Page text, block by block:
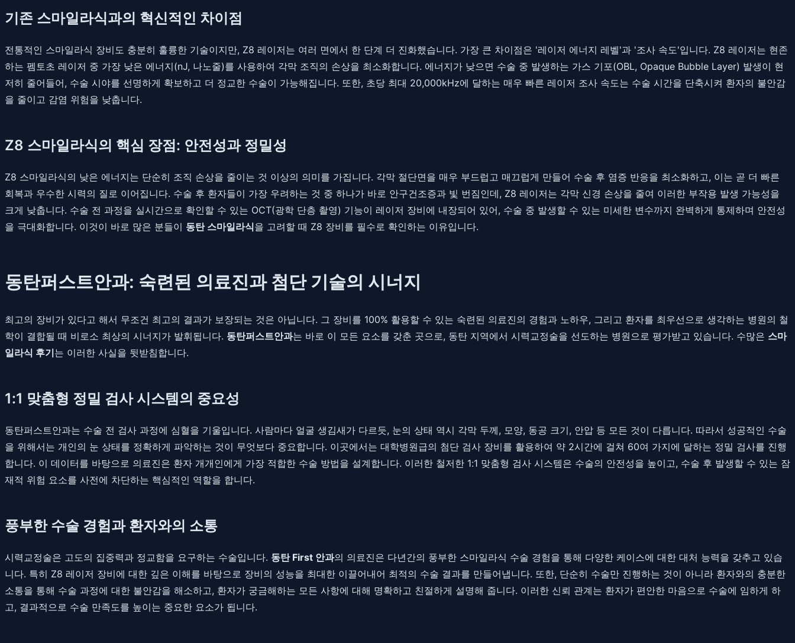
기존 스마일라식과의 혁신적인 차이점
전통적인 스마일라식 장비도 충분히 훌륭한 기술이지만, Z8 레이저는 여러 면에서 한 단계 더 진화했습니다. 가장 큰 차이점은 '레이저 에너지 레벨'과 '조사 속도'입니다. Z8 레이저는 현존
하는 펨토초 레이저 중 가장 낮은 에너지(nJ, 나노줄)를 사용하여 각막 조직의 손상을 최소화합니다. 에너지가 낮으면 수술 중 발생하는 가스 기포(OBL, Opaque Bubble Layer) 발생이 현
저히 줄어들어, 수술 시야를 선명하게 확보하고 더 정교한 수술이 가능해집니다. 또한, 초당 최대 20,000kHz에 달하는 매우 빠른 레이저 조사 속도는 수술 시간을 단축시켜 환자의 불안감
을 줄이고 감염 위험을 낮춥니다.
Z8 스마일라식의 핵심 장점: 안전성과 정밀성
Z8 스마일라식의 낮은 에너지는 단순히 조직 손상을 줄이는 것 이상의 의미를 가집니다. 각막 절단면을 매우 부드럽고 매끄럽게 만들어 수술 후 염증 반응을 최소화하고, 이는 곧 더 빠른
회복과 우수한 시력의 질로 이어집니다. 수술 후 환자들이 가장 우려하는 것 중 하나가 바로 안구건조증과 빛 번짐인데, Z8 레이저는 각막 신경 손상을 줄여 이러한 부작용 발생 가능성을
크게 낮춥니다. 수술 전 과정을 실시간으로 확인할 수 있는 OCT(광학 단층 촬영) 기능이 레이저 장비에 내장되어 있어, 수술 중 발생할 수 있는 미세한 변수까지 완벽하게 통제하며 안전성
을 극대화합니다. 이것이 바로 많은 분들이 동탄 스마일라식을 고려할 때 Z8 장비를 필수로 확인하는 이유입니다.
동탄퍼스트안과: 숙련된 의료진과 첨단 기술의 시너지
최고의 장비가 있다고 해서 무조건 최고의 결과가 보장되는 것은 아닙니다. 그 장비를 100% 활용할 수 있는 숙련된 의료진의 경험과 노하우, 그리고 환자를 최우선으로 생각하는 병원의 철
학이 결합될 때 비로소 최상의 시너지가 발휘됩니다. 동탄퍼스트안과는 바로 이 모든 요소를 갖춘 곳으로, 동탄 지역에서 시력교정술을 선도하는 병원으로 평가받고 있습니다. 수많은 스마
일라식 후기는 이러한 사실을 뒷받침합니다.
1:1 맞춤형 정밀 검사 시스템의 중요성
동탄퍼스트안과는 수술 전 검사 과정에 심혈을 기울입니다. 사람마다 얼굴 생김새가 다르듯, 눈의 상태 역시 각막 두께, 모양, 동공 크기, 안압 등 모든 것이 다릅니다. 따라서 성공적인 수술
을 위해서는 개인의 눈 상태를 정확하게 파악하는 것이 무엇보다 중요합니다. 이곳에서는 대학병원급의 첨단 검사 장비를 활용하여 약 2시간에 걸쳐 60여 가지에 달하는 정밀 검사를 진행
합니다. 이 데이터를 바탕으로 의료진은 환자 개개인에게 가장 적합한 수술 방법을 설계합니다. 이러한 철저한 1:1 맞춤형 검사 시스템은 수술의 안전성을 높이고, 수술 후 발생할 수 있는 잠
재적 위험 요소를 사전에 차단하는 핵심적인 역할을 합니다.
풍부한 수술 경험과 환자와의 소통
시력교정술은 고도의 집중력과 정교함을 요구하는 수술입니다. 동탄 First 안과의 의료진은 다년간의 풍부한 스마일라식 수술 경험을 통해 다양한 케이스에 대한 대처 능력을 갖추고 있습
니다. 특히 Z8 레이저 장비에 대한 깊은 이해를 바탕으로 장비의 성능을 최대한 이끌어내어 최적의 수술 결과를 만들어냅니다. 또한, 단순히 수술만 진행하는 것이 아니라 환자와의 충분한
소통을 통해 수술 과정에 대한 불안감을 해소하고, 환자가 궁금해하는 모든 사항에 대해 명확하고 친절하게 설명해 줍니다. 이러한 신뢰 관계는 환자가 편안한 마음으로 수술에 임하게 하
고, 결과적으로 수술 만족도를 높이는 중요한 요소가 됩니다.